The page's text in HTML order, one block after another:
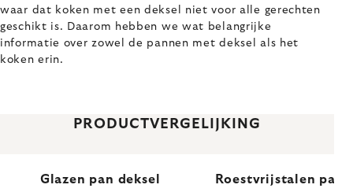
waar dat koken met een deksel niet voor alle gerechten
geschikt is. Daarom hebben we wat belangrijke
informatie over zowel de pannen met deksel als het
koken erin.
PRODUCTVERGELIJKING
Glazen pan deksel Roestvrijstalen